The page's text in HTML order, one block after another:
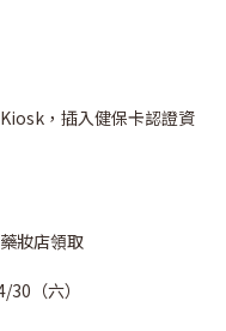
，插入健保卡認證資
妝店領取
（六）